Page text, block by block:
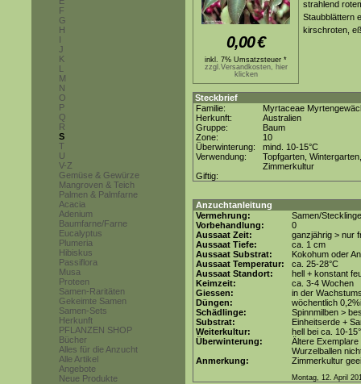
F
G
H
I
J
K
L
M
N
O
P
Q
R
S
T
U
V-Z
Gemüse & Gewürze
Mangroven & Teich
Palmen & Palmfarne
Acacia
Adenium
Baumfarne/Farne
Eucalyptus
Plumeria
Hibiskus
Passiflora
Musa
Proteen
Samen-Raritäten
Gekeimte Samen
Samen-Sets
Herkunft
PFLANZEN SHOP
Bücher
Alles für die Anzucht
Alle Artikel
Angebote
Neue Produkte
0,00€
inkl. 7% Umsatzsteuer *
zzgl.Versandkosten, hier
klicken
strahlend
Staubblättern
kirschroten,
Steckbrief
Familie:
Myrtaceae
Herkunft:
Australien
Gruppe:
Baum
Zone:
10
Überwinterung:
mind. 10-15°C
Verwendung:
Topfgarten, Wintergarten,
Zimmerkultur
Giftig:
Anzuchtanleitung
Vermehrung:
Samen/Stecklinge
Vorbehandlung:
0
Aussaat Zeit:
ganzjährig > nur
Aussaat Tiefe:
ca. 1 cm
Aussaat Substrat:
Kokohum oder
Aussaat Temperatur:
ca. 25-28°C
Aussaat Standort:
hell + konstant
Keimzeit:
ca. 3-4 Wochen
Giessen:
in der
Düngen:
wöchentlich
Schädlinge:
Spinnmilben >
Substrat:
Einheitserde +
Weiterkultur:
hell bei ca. 10-
Überwinterung:
Ältere
Wurzelballen
Anmerkung:
Zimmerkultur
Montag, 12. April